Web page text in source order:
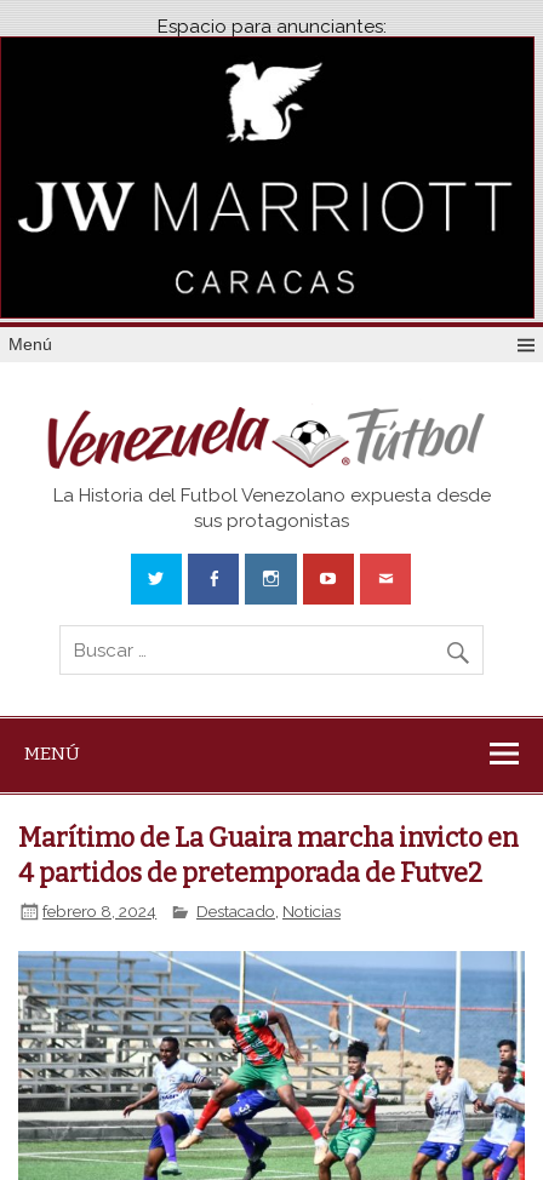
Espacio para anunciantes:
Menú
Venezuela
La Historia del Futbol Venezolano expuesta desde
sus protagonistas
MENÚ
Marítimo de La Guaira marcha invicto en
4 partidos de pretemporada de Futve2
febrero 8, 2024 Destacado Noticias